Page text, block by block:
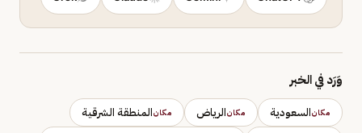
وَرَد في الخبر
مكانالسعودية مكانالرياض مكانالمنطقة الشرقية